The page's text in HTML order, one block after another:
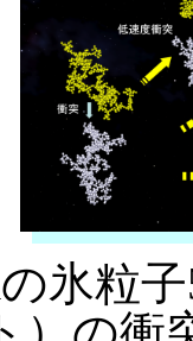
氷粒